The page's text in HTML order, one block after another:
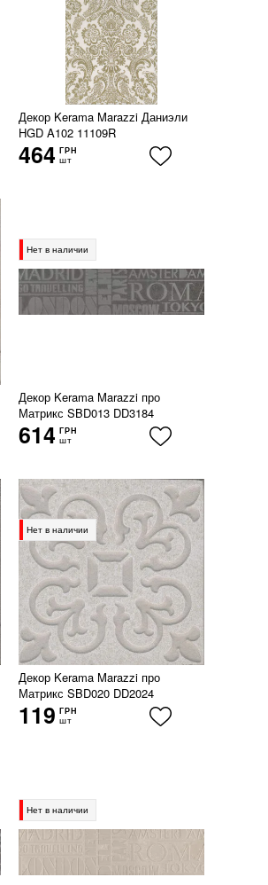
Декор Kerama Marazzi Даниэли
HGD A102 11109R
464 ГРН
шт
Нет в наличии
Декор Kerama Marazzi про
Матрикс SBD013 DD3184
614 ГРН
шт
Нет в наличии
Декор Kerama Marazzi про
Матрикс SBD020 DD2024
119 ГРН
шт
Нет в наличии